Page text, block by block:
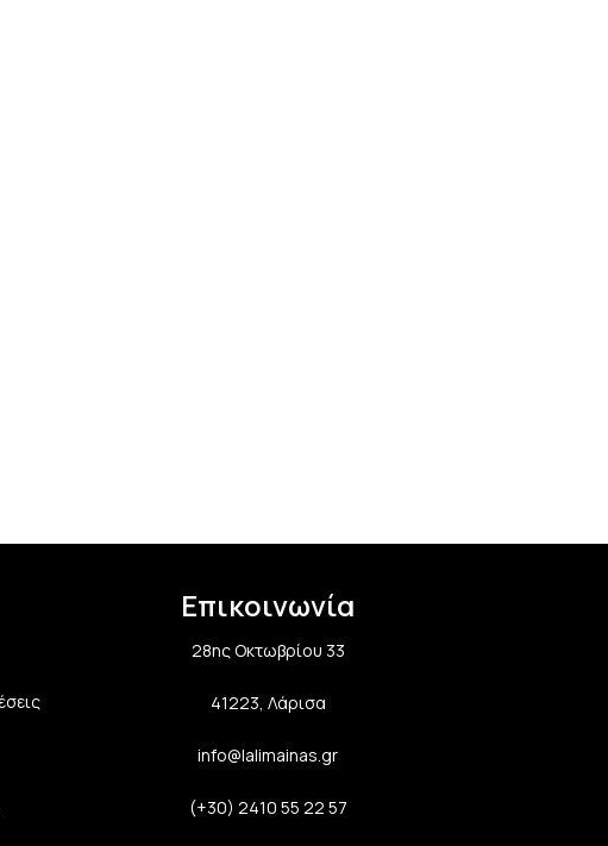
Επικοινωνία
28ης Οκτωβρίου 33
41223, Λάρισα
info@lalimainas.gr
(+30) 2410 55 22 57